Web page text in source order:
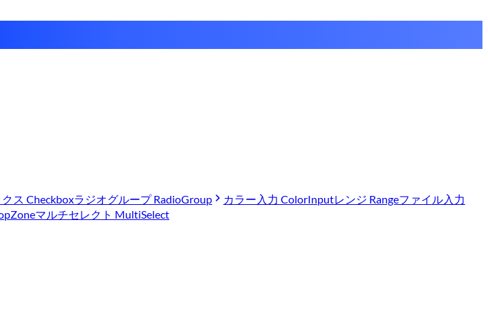
ス Checkboxラジオグループ RadioGroup カラー入力 ColorInputレンジ Rangeファイル入力
マルチセレクト MultiSelect